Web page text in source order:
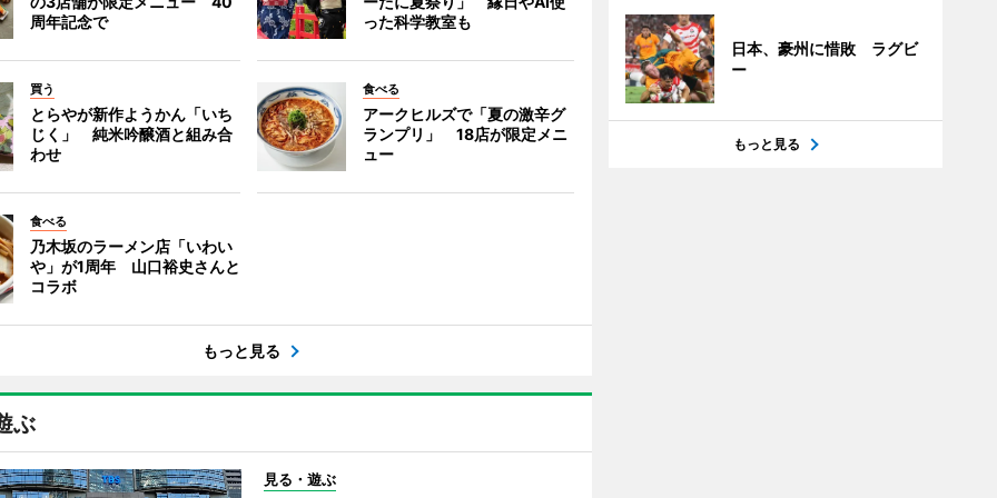
周年記念で
った科学教室も
買う
とらやが新作ようかん「いち
じく」 純米吟醸酒と組み合
わせ
食べる
アークヒルズで「夏の激辛グ
ランプリ」 18店が限定メニ
ュー
食べる
乃木坂のラーメン店「いわい
や」が1周年 山口裕史さんと
コラボ
もっと見る
ぶ
見る・遊ぶ
日本、豪州に惜敗 ラグビ
ー
もっと見る